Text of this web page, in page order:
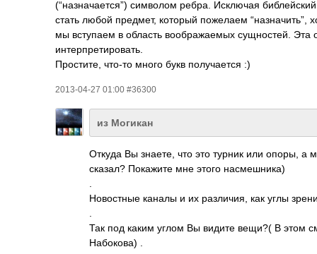
(“назначается”) символом ребра. Исключая
стать любой предмет, который пожелаем “назначить”,
мы вступаем в область воображаемых сущностей. Эта
интерпретировать­.
Простите, что-то много букв получается :)
2013-04-27 01:00 #36300
из Могикан
Откуда Вы знаете, что это турник или опоры, а
сказал? Покажите мне этого насмешника)
Новостные каналы и их различия, как углы
Так под каким углом Вы видите вещи?( В этом
Набокова) .